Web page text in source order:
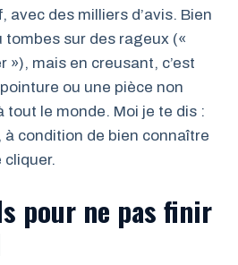
avec des milliers d’avis. Bien
tombes sur des rageux («
»), mais en creusant, c’est
ou une pièce non
tout le monde. Moi je te dis :
, à condition de bien connaître
cliquer.
pour ne pas finir